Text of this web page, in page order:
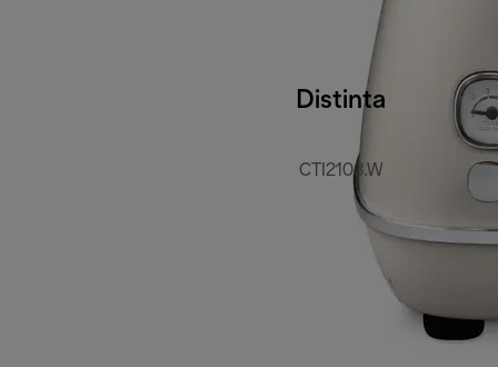
Distinta
CTI2103.W